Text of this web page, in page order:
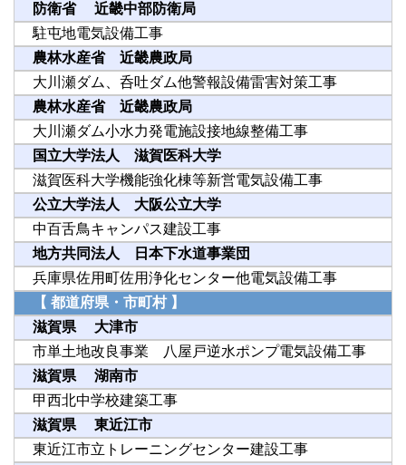
防衛省 近畿中部防衛局
駐屯地電気設備工事
農林水産省 近畿農政局
大川瀬ダム、呑吐ダム他警報設備雷害対策工事
農林水産省 近畿農政局
大川瀬ダム小水力発電施設接地線整備工事
国立大学法人 滋賀医科大学
滋賀医科大学機能強化棟等新営電気設備工事
公立大学法人 大阪公立大学
中百舌鳥キャンパス建設工事
地方共同法人 日本下水道事業団
兵庫県佐用町佐用浄化センター他電気設備工事
【 都道府県・市町村 】
滋賀県 大津市
市単土地改良事業 八屋戸逆水ポンプ電気設備工事
滋賀県 湖南市
甲西北中学校建築工事
滋賀県 東近江市
東近江市立トレーニングセンター建設工事